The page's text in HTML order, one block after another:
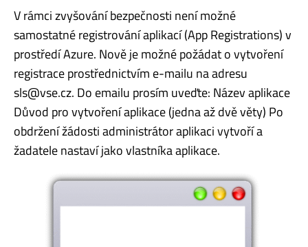
V rámci zvyšování bezpečnosti není možné
samostatné registrování aplikací (App Registrations) v
prostředí Azure. Nově je možné požádat o vytvoření
registrace prostřednictvím e-mailu na adresu
sls@vse.cz. Do emailu prosím uveďte: Název aplikace
Důvod pro vytvoření aplikace (jedna až dvě věty) Po
obdržení žádosti administrátor aplikaci vytvoří a
žadatele nastaví jako vlastníka aplikace.